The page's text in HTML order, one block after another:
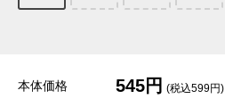
本体価格 545円 (税込599円)